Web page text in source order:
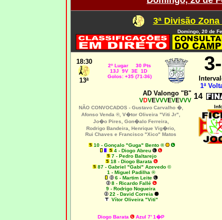
3ª Divisão
Domingo, 20 de
18:30
13ª
2º Lugar 30 Pts
13J 9V 3E 1D
Golos: +35 (71-36)
1ª
AD Valongo "B"
VDVEVVVEVEVVV 14
NÃO CONVOCADOS - Gustavo Carvalho �,
Afonso Venda ® V�tor Oliveira "Viti Jr",
Jo�o Pires, Gon�alo Ferreira,
Rodrigo Bandeira, Henrique Vig�rio,
Rui Chaves e Francisco "Xico" Matos
10 - Gonçalo "Guga" Bento ®
4 - Diogo Abreu
7 - Pedro Baltarejo
18 - Diogo Barata
87 - Gabriel "Gabi" Azevedo ©
1 - Miguel Padilha ®
6 - Martim Leite
8 - Ricardo Fallé
9 - Rodrigo Nogueira
22 - David Correia
Vítor Oliveira "Viti"
Diogo Barata
Azul 7' 1�P